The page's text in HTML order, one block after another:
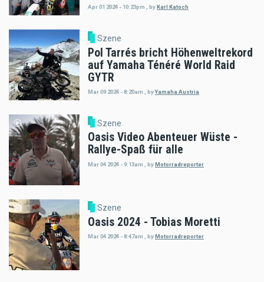
Apr 01 2024 - 10:23pm byKarl Katoch
Szene
Pol Tarrés bricht Höhenweltrekord
auf Yamaha Ténéré World Raid
GYTR
Mar 09 2024 - 8:20am byYamaha Austria
Szene
Oasis Video Abenteuer Wüste -
Rallye-Spaß für alle
Mar 04 2024 - 9:13am byMotorradreporter
Szene
Oasis 2024 - Tobias Moretti
Mar 04 2024 - 8:47am , by Motorradreporter